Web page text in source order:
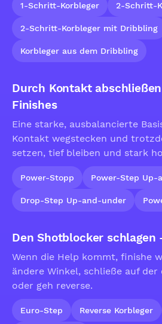
1-Schritt-Korbleger 2-Schritt-
2-Schritt-Korbleger mit Dribbling
Korbleger aus dem Dribbling
Durch Kontakt
Finishes
Eine starke, ausbalancierte
Kontakt wegstecken und
setzen, tief bleiben und stark
Power-Stopp Power-Step Up-
Drop-Step Up-and-under
Den Shotblocker
Wenn die Help kommt, finishe
ändere Winkel, schließe auf
oder geh reverse.
Euro-Step Reverse Korbleger